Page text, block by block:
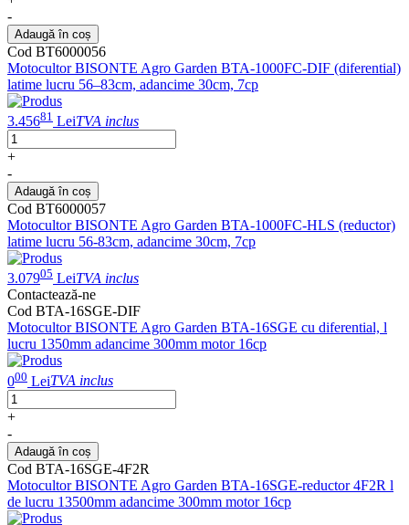
-
Adaugă în coș
Cod BT6000056
Motocultor BISONTE Agro Garden BTA-1000FC-DIF (diferential)
latime lucru 56–83cm, adancime 30cm, 7cp
3.45681 LeiTVA inclus
+
-
Adaugă în coș
Cod BT6000057
Motocultor BISONTE Agro Garden BTA-1000FC-HLS (reductor)
latime lucru 56-83cm, adancime 30cm, 7cp
3.07905 LeiTVA inclus
Contactează-ne
Cod BTA-16SGE-DIF
Motocultor BISONTE Agro Garden BTA-16SGE cu diferential, l
lucru 1350mm adancime 300mm motor 16cp
000 LeiTVA inclus
+
-
Adaugă în coș
Cod BTA-16SGE-4F2R
Motocultor BISONTE Agro Garden BTA-16SGE-reductor 4F2R l
de lucru 13500mm adancime 300mm motor 16cp